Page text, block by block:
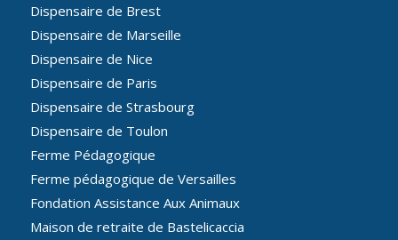
Dispensaire de Brest
Dispensaire de Marseille
Dispensaire de Nice
Dispensaire de Paris
Dispensaire de Strasbourg
Dispensaire de Toulon
Ferme Pédagogique
Ferme pédagogique de Versailles
Fondation Assistance Aux Animaux
Maison de retraite de Bastelicaccia